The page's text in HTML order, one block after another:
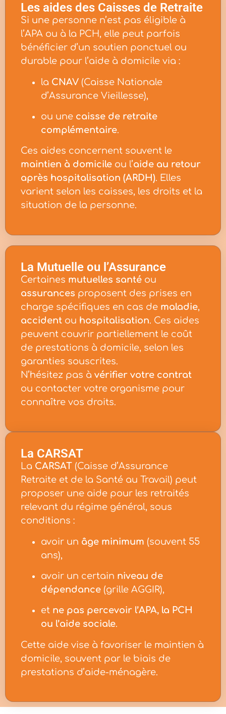
Les aides des Caisses de Retraite
Si une personne n’est pas éligible à
l’APA ou à la PCH, elle peut parfois
bénéficier d’un soutien ponctuel ou
durable pour l’aide à domicile via :
la CNAV (Caisse Nationale
d’Assurance Vieillesse),
ou une caisse de retraite
complémentaire.
Ces aides concernent souvent le
maintien à domicile ou l’aide au retour
après hospitalisation (ARDH). Elles
varient selon les caisses, les droits et la
situation de la personne.
La Mutuelle ou l’Assurance
Certaines mutuelles santé ou
assurances proposent des prises en
charge spécifiques en cas de maladie,
accident ou hospitalisation. Ces aides
peuvent couvrir partiellement le coût
de prestations à domicile, selon les
garanties souscrites.
N’hésitez pas à vérifier votre contrat
ou contacter votre organisme pour
connaître vos droits.
La CARSAT
La CARSAT (Caisse d’Assurance
Retraite et de la Santé au Travail) peut
proposer une aide pour les retraités
relevant du régime général, sous
conditions :
avoir un âge minimum (souvent 55
ans),
avoir un certain niveau de
dépendance (grille AGGIR),
et ne pas percevoir l’APA, la PCH
ou l’aide sociale.
Cette aide vise à favoriser le maintien à
domicile, souvent par le biais de
prestations d’aide-ménagère.